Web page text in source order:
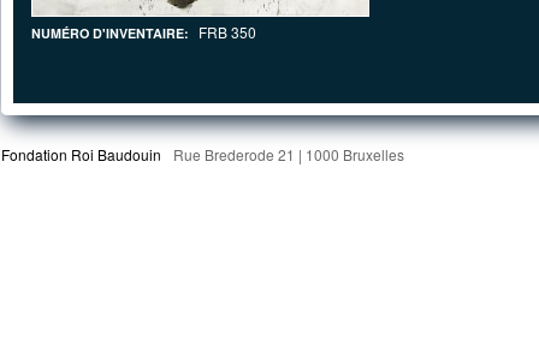
NUMÉRO D'INVENTAIRE: FRB 350
Fondation Roi Baudouin Rue Brederode 21 | 1000 Bruxelles